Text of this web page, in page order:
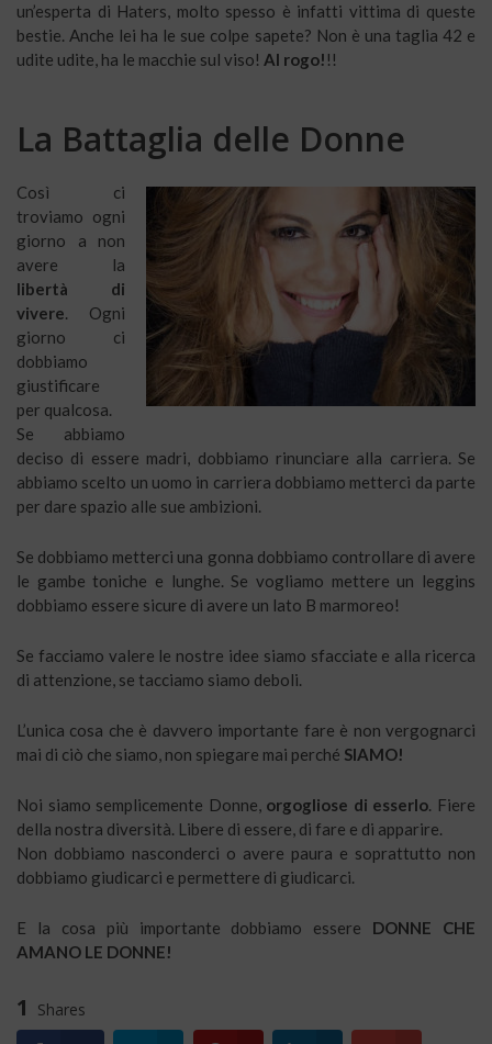
un’esperta di Haters, molto spesso è infatti vittima di queste
bestie. Anche lei ha le sue colpe sapete? Non è una taglia 42 e
udite udite, ha le macchie sul viso! Al rogo! !!
La Battaglia delle Donne
Così ci
troviamo ogni
giorno a non
avere la
libertà di
vivere. Ogni
giorno ci
dobbiamo
giustificare
per qualcosa.
Se abbiamo
deciso di essere madri, dobbiamo rinunciare alla carriera. Se
abbiamo scelto un uomo in carriera dobbiamo metterci da parte
per dare spazio alle sue ambizioni.
Se dobbiamo metterci una gonna dobbiamo controllare di avere
le gambe toniche e lunghe. Se vogliamo mettere un leggins
dobbiamo essere sicure di avere un lato B marmoreo!
Se facciamo valere le nostre idee siamo sfacciate e alla ricerca
di attenzione, se tacciamo siamo deboli.
L’unica cosa che è davvero importante fare è non vergognarci
mai di ciò che siamo, non spiegare mai perché SIAMO!
Noi siamo semplicemente Donne, orgogliose di esserlo. Fiere
della nostra diversità. Libere di essere, di fare e di apparire.
Non dobbiamo nasconderci o avere paura e soprattutto non
dobbiamo giudicarci e permettere di giudicarci.
E la cosa più importante dobbiamo essere DONNE CHE
AMANO LE DONNE!
1
Shares